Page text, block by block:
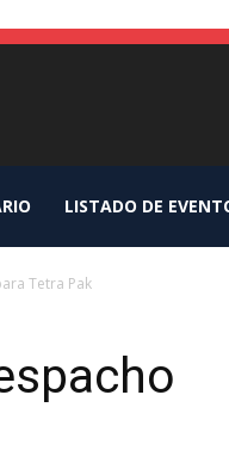
LISTADO DE
Tetra Pak